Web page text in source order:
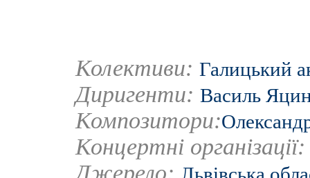
Колективи: Галицький
Диригенти: Василь
Композитори:
Концертні
Джерело: